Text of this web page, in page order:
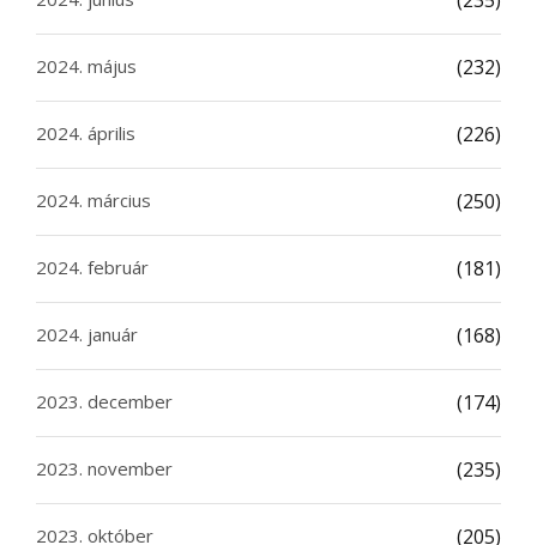
2024. május (232)
2024. április (226)
2024. március (250)
2024. február (181)
2024. január (168)
2023. december (174)
2023. november (235)
2023. október (205)